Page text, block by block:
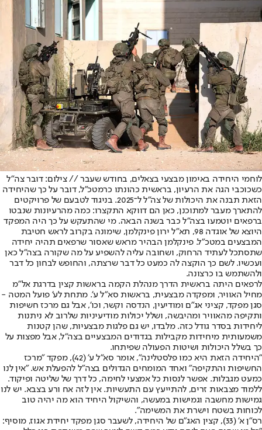
לוחמי היחידה באימון מבצעי בצאלים, בחודש שעבר // צילום: דובר צה"ל
כשכוכבי הגה את הרעיון, בראשית כהונתו כרמטכ"ל, דובר על כך שהיחידה
הזאת תבנה את היכולות של צה"ל ל־2025. בניגוד לטבעם של פרויקטים
להתארך מעבר למתוכנן, כאן הם דווקא התקצרו: כמה מהרעיונות שנבטו
ברפאים יוטמעו בצה"ל כבר בשנה הבאה. מי שהתעקש על כך היה המפקד
היוצא של אוגדה 98, תא"ל ירון פינקלמן, שימונה בקרוב לראש חטיבת
המבצעים במטכ"ל. פינקלמן הבהיר מראש שאסור שרפאים תהיה יחידה
שתסתכל לעתיד הרחוק, ושחובה עליה להשפיע על מה שקורה בצה"ל כאן
ועכשיו. לשם כך הוקצה לה כמעט כל דבר שרצתה, והחופש לבחון כל דבר
ולהשתמש בו כרצונה.
לרפאים היתה בראשית הדרך מנהלת הקמה בראשות קצין בדרגת אל"מ
מחיל האוויר, ומפקדה מבצעית, בראשות סא"ל ע'. מתחת לע' פועל המטה -
סגן מפקד, קציני אג"ם ומודיעין, הנדסה וקשר, וכו', אבל גם מרכז חשיפות
ותקיפה מהאוויר ומהיבשה, ושלל יכולות מודיעיניות שלרוב לא ניתנות
ליחידות בסדר גודל כזה. מלבדו, יש גם פלגות מבצעיות, שהן קטנות
משמעותית מיחידות מקבילות בגדודים המבצעיים בצה"ל, אבל מפצות על
כך בשלל היכולות ושיטות הפעולה שפיתחו.
"היחידה הזאת היא כמו פלסטלינה", אומר סא"ל ע' (42), מפקד "מרכז
החשיפות והתקיפה" ואחד המומחים הגדולים בצה"ל להפעלת אש. "אין לנו
כמעט מגבלות. אפשר לנסות כל אמצעי לחימה, כל דרך של שליטה ופיקוד.
ללמוד מצבאות זרים, להתייעץ עם התעשיות. אין לזה אח ורע בצבא. יש לנו
גמישות מחשבה וגמישות במעשה, והשיקול היחיד הוא מה יהיה טוב
לכוחות בשטח וישרת את המשימה".
רס"ן א' (33), קצין האג"ם של היחידה, לשעבר סגן מפקד יחידת אגוז, מוסיף: